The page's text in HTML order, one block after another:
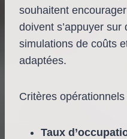
souhaitent
doivent s’appuyer
simulations de coûts
adaptées.
Critères opérationnels
Taux